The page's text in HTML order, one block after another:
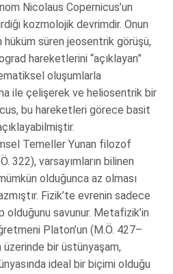
Nicolaus Copernicus’un
kozmolojik devrimdir. Onun
hüküm süren jeosentrik görüşü,
hareketlerini “açıklayan”
oluşumlarla
ile çelişerek ve heliosentrik bir
bu hareketleri görece basit
Temeller Yunan filozof
322), varsayımların bilinen
olduğunca az olması
Fizik’te evrenin sadece
savunur. Metafizik’in
Platon’un (M.Ö. 427–
üzerinde bir üstünyaşam,
ideal bir biçimi olduğu